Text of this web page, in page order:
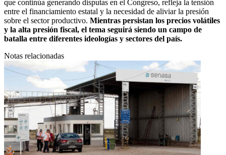
que continúa generando disputas en el Congreso, refleja la tensión
entre el financiamiento estatal y la necesidad de aliviar la presión
sobre el sector productivo. Mientras persistan los precios volátiles
y la alta presión fiscal, el tema seguirá siendo un campo de
batalla entre diferentes ideologías y sectores del país.
Notas relacionadas